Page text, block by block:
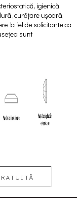
igienică,
curățare ușoară,
la fel de solicitante ca
sunt